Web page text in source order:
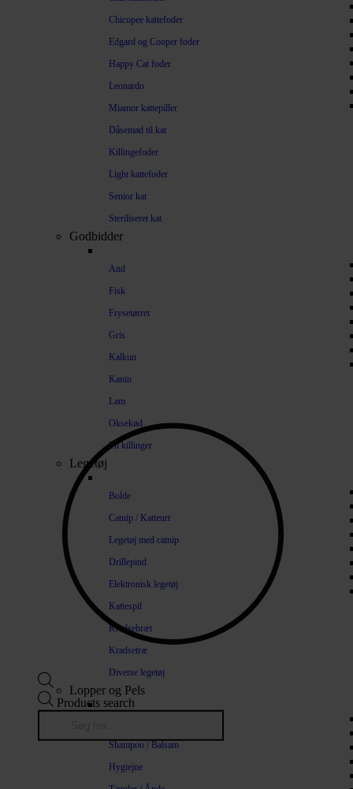
Chicopee kattefoder
Edgard og Cooper foder
Happy Cat foder
Leonardo
Miamor kattepiller
Dåsemad til kat
Killingefoder
Light kattefoder
Senior kat
Steriliseret kat
Godbidder
And
Fisk
Frysetørret
Gris
Kalkun
Kanin
Lam
Oksekød
Til killinger
Legetøj
Bolde
Catnip / Katteurt
Legetøj med catnip
Drillepind
Elektronisk legetøj
Kattespil
Kradsebræt
Kradsetræ
Diverse legetøj
Lopper og Pels
Shampoo / Balsam
Hygiejne
Products search